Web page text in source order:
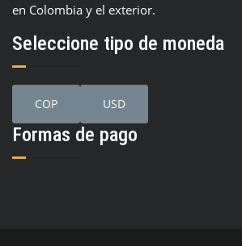
en Colombia y el exterior.
Seleccione tipo de moneda
COP USD
Formas de pago